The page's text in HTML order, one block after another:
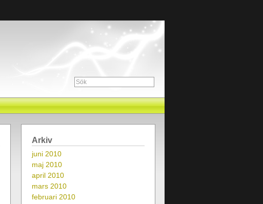
Arkiv
juni 2010
maj 2010
april 2010
mars 2010
februari 2010